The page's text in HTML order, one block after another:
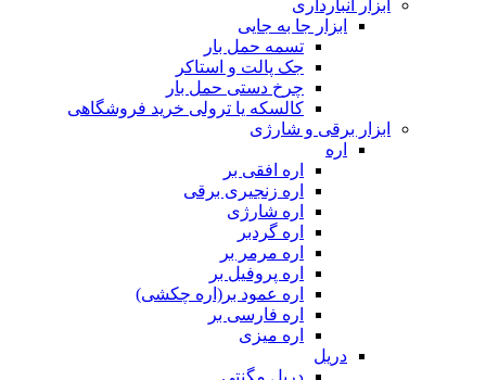
ابزار انبارداری
ابزار جا به جایی
تسمه حمل بار
جک پالت و استاکر
چرخ دستی حمل بار
کالسکه یا ترولی خرید فروشگاهی
ابزار برقی و شارژی
اره
اره افقی بر
اره زنجیری برقی
اره شارژی
اره گردبر
اره مرمر بر
اره پروفیل بر
اره عمود بر(اره چکشی)
اره فارسی بر
اره میزی
دریل
دریل مگنتی